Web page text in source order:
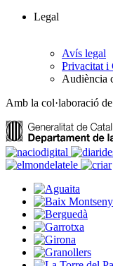
Legal
Avís legal
Privacitat i
Audiència
Amb la col·laboració